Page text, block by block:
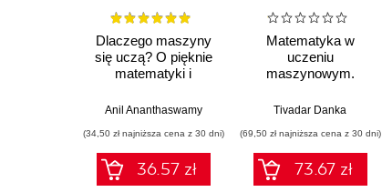
Dlaczego maszyny
się uczą? O pięknie
matematyki i
współczesnej
Anil Ananthaswamy
(34,50 zł najniższa cena z 30 dni)
36.57 zł
Matematyka w
uczeniu
maszynowym.
liniową, rachunek
całkowy oraz
rachunek
prawdopodobieństwa
Tivadar Danka
(69,50 zł najniższa cena z 30 dni)
73.67 zł